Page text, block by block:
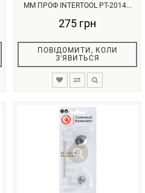
ММ ПРОФ INTERTOOL PT-2014...
275 грн
ПОВІДОМИТИ, КОЛИ
З'ЯВИТЬСЯ